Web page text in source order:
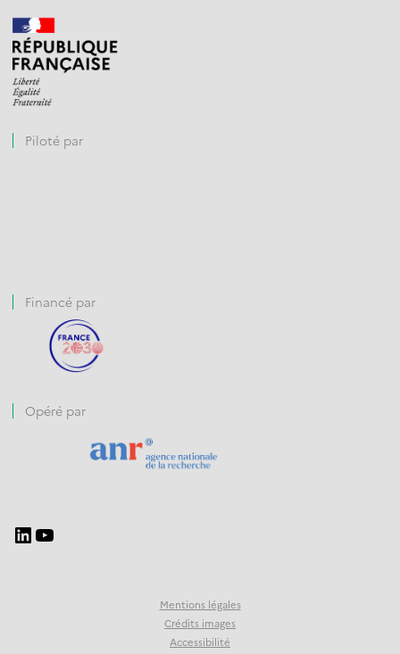
Piloté par
Financé par
Opéré par
Mentions légales
Crédits images
Accessibilité